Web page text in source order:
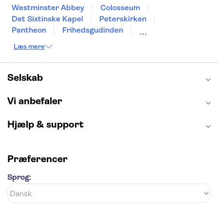
Westminster Abbey
Colosseum
Det Sixtinske Kapel
Peterskirken
Pantheon
Frihedsgudinden
Moulin Rouge
Alcatraz
Elbphilharmonie
Yosemite National Park
Tivoli
Petra
Læs mere
Selskab
Vi anbefaler
Hjælp & support
Præferencer
Sprog: